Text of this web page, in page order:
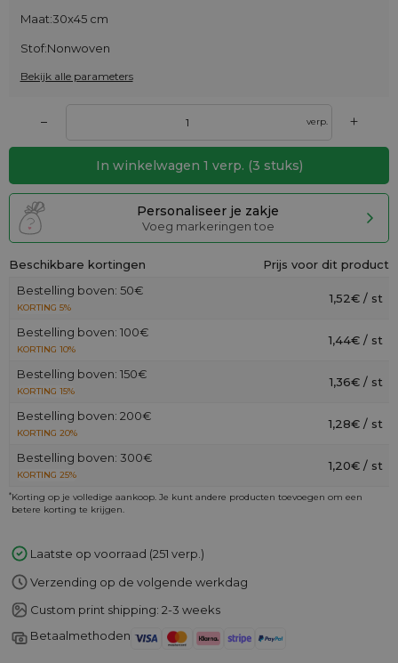
Maat:30x45 cm
Stof:Nonwoven
Bekijk alle parameters
– verp. +
In winkelwagen 1 verp. (3 stuks)
Personaliseer je zakje
Voeg markeringen toe
Beschikbare kortingen
Prijs voor dit product
Bestelling boven: 50€
KORTING 5%
1,52€ / st
Bestelling boven: 100€
KORTING 10%
1,44€ / st
Bestelling boven: 150€
KORTING 15%
1,36€ / st
Bestelling boven: 200€
KORTING 20%
1,28€ / st
Bestelling boven: 300€
KORTING 25%
1,20€ / st
*Korting op je volledige aankoop. Je kunt andere producten toevoegen om een
betere korting te krijgen.
Laatste op voorraad (251 verp.)
Verzending op de volgende werkdag
Custom print shipping: 2-3 weeks
Betaalmethoden